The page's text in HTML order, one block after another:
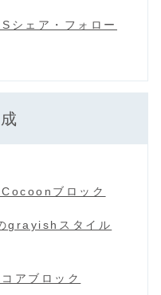
シェア・フォロー
ブロック
grayishスタイル
アブロック